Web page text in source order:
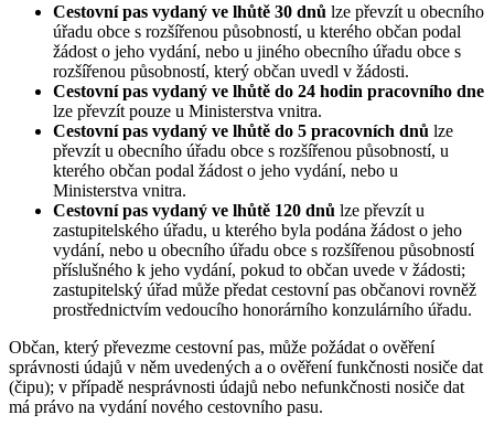
Cestovní pas vydaný ve lhůtě 30 dnů lze převzít u obecního
úřadu obce s rozšířenou působností, u kterého občan podal
žádost o jeho vydání, nebo u jiného obecního úřadu obce s
rozšířenou působností, který občan uvedl v žádosti.
Cestovní pas vydaný ve lhůtě do 24 hodin pracovního dne
lze převzít pouze u Ministerstva vnitra.
Cestovní pas vydaný ve lhůtě do 5 pracovních dnů lze
převzít u obecního úřadu obce s rozšířenou působností, u
kterého občan podal žádost o jeho vydání, nebo u
Ministerstva vnitra.
Cestovní pas vydaný ve lhůtě 120 dnů lze převzít u
zastupitelského úřadu, u kterého byla podána žádost o jeho
vydání, nebo u obecního úřadu obce s rozšířenou působností
příslušného k jeho vydání, pokud to občan uvede v žádosti;
zastupitelský úřad může předat cestovní pas občanovi rovněž
prostřednictvím vedoucího honorárního konzulárního úřadu.
Občan, který převezme cestovní pas, může požádat o ověření
správnosti údajů v něm uvedených a o ověření funkčnosti nosiče dat
(čipu); v případě nesprávnosti údajů nebo nefunkčnosti nosiče dat
má právo na vydání nového cestovního pasu.